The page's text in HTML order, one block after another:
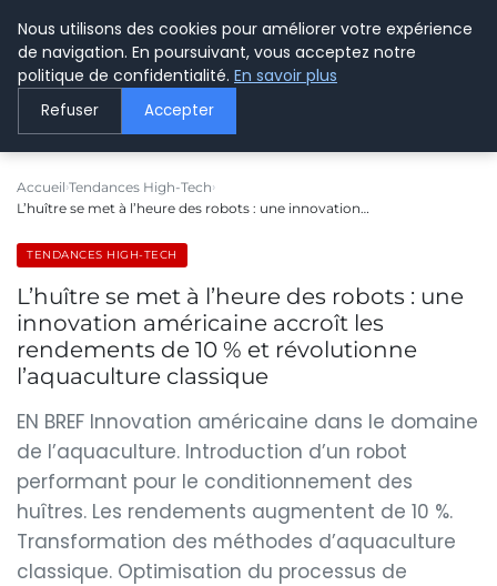
LE WEBMARKETING
Accueil Tendances High-Tech
L’huître se met à l’heure des robots : une innovation…
TENDANCES HIGH-TECH
L’huître se met à l’heure des robots : une
innovation américaine accroît les
rendements de 10 % et révolutionne
l’aquaculture classique
EN BREF Innovation américaine dans le domaine
de l’aquaculture. Introduction d’un robot
performant pour le conditionnement des
huîtres. Les rendements augmentent de 10 %.
Transformation des méthodes d’aquaculture
classique. Optimisation du processus de
Nous utilisons des cookies pour améliorer votre expérience
de navigation. En poursuivant, vous acceptez notre
politique de confidentialité. En savoir plus
Refuser Accepter